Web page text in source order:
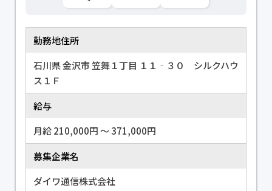
勤務地住所
石川県 金沢市 笠舞１丁目 １１‐３０ シルクハウ
ス１Ｆ
給与
月給 210,000円 〜 371,000円
募集企業名
ダイワ通信株式会社